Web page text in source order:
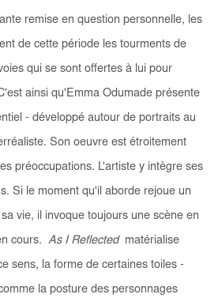
remise en question personnelle, les
de cette période les tourments de
qui se sont offertes à lui pour
ainsi qu'Emma Odumade présente
- développé autour de portraits au
Son oeuvre est étroitement
préoccupations. L'artiste y intègre ses
Si le moment qu'il aborde rejoue un
vie, il invoque toujours une scène en
cours. As I Reflected matérialise
sens, la forme de certaines toiles -
la posture des personnages